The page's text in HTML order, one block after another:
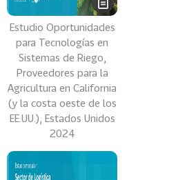
Estudio Oportunidades
para Tecnologías en
Sistemas de Riego,
Proveedores para la
Agricultura en California
(y la costa oeste de los
EE.UU.), Estados Unidos
2024